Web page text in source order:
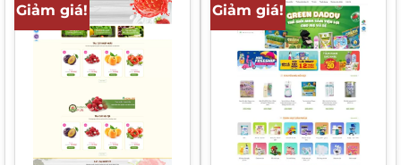
Giảm giá! Giảm giá!